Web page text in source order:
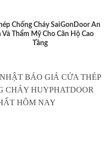
Chống Cháy SaiGonDoor An
Và Thẩm Mỹ Cho Căn Hộ Cao
Tầng